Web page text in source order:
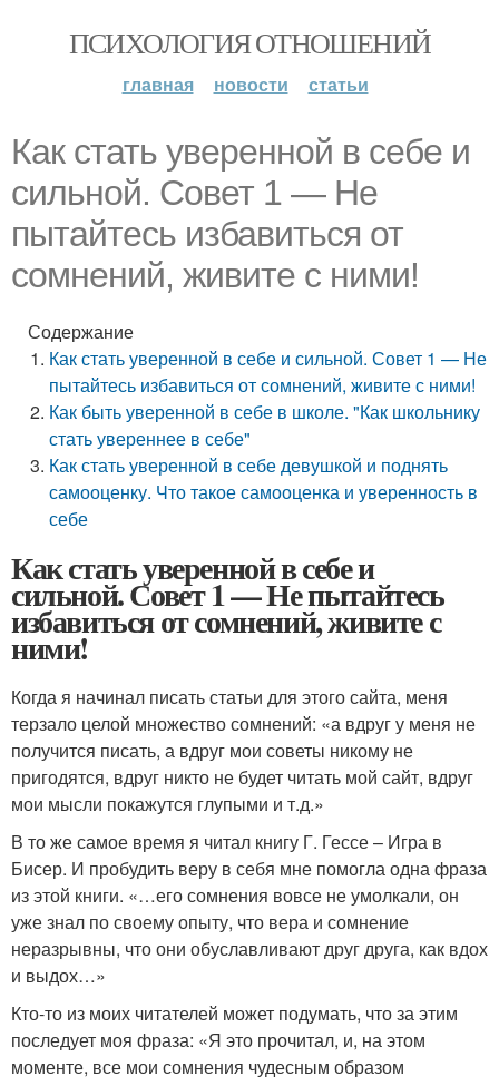
ПСИХОЛОГИЯ ОТНОШЕНИЙ
главная новости статьи
Как стать уверенной в себе и
сильной. Совет 1 — Не
пытайтесь избавиться от
сомнений, живите с ними!
Содержание
Как стать уверенной в себе и сильной. Совет 1 — Не
пытайтесь избавиться от сомнений, живите с ними!
Как быть уверенной в себе в школе. "Как школьнику
стать увереннее в себе"
Как стать уверенной в себе девушкой и поднять
самооценку. Что такое самооценка и уверенность в
себе
Как стать уверенной в себе и
сильной. Совет 1 — Не пытайтесь
избавиться от сомнений, живите с
ними!
Когда я начинал писать статьи для этого сайта, меня
терзало целой множество сомнений: «а вдруг у меня не
получится писать, а вдруг мои советы никому не
пригодятся, вдруг никто не будет читать мой сайт, вдруг
мои мысли покажутся глупыми и т.д.»
В то же самое время я читал книгу Г. Гессе – Игра в
Бисер. И пробудить веру в себя мне помогла одна фраза
из этой книги. «…его сомнения вовсе не умолкали, он
уже знал по своему опыту, что вера и сомнение
неразрывны, что они обуславливают друг друга, как вдох
и выдох…»
Кто-то из моих читателей может подумать, что за этим
последует моя фраза: «Я это прочитал, и, на этом
моменте, все мои сомнения чудесным образом